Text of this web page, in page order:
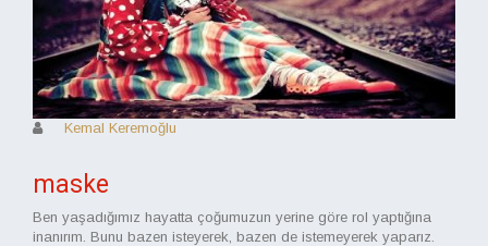
Kemal Keremoğlu
maske
Ben yaşadığımız hayatta çoğumuzun yerine göre rol yaptığına
inanırım. Bunu bazen isteyerek, bazen de istemeyerek yaparız.